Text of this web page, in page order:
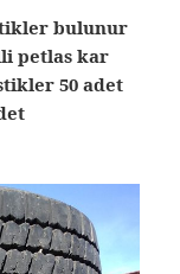
bulunur
petlas kar
50 adet